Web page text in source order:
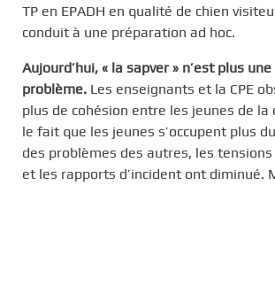
TP en EPADH en qualité de chien
conduit à une préparation ad hoc.
Aujourd’hui, « la sapver » n’est plus
problème. Les enseignants et la CPE
plus de cohésion entre les jeunes de la
le fait que les jeunes s’occupent plus
des problèmes des autres, les tensions
et les rapports d’incident ont diminué.